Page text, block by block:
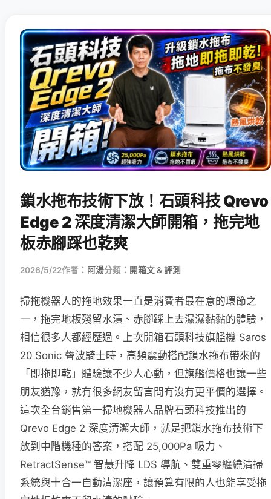
鎖水拖布技術下放！石頭科技 Qrevo
Edge 2 深度清潔大師開箱，拖完地
板赤腳踩也乾爽
2026/5/22作者： 阿湯分類： 開箱文 & 評測
掃拖機器人的拖地效果一直是消費者最在意的環節之
一，拖完地板殘留水漬、赤腳踩上去濕濕黏黏的體驗，
相信很多人都經歷過。上次開箱石頭科技旗艦機 Saros
20 Sonic 聲波騎士時，高頻震動搭配鎖水拖布帶來的
「即拖即乾」體驗讓不少人心動，但旗艦價格也讓一些
朋友猶豫，就有很多網友留言問有沒有更平價的選擇。
這次全台銷售第一掃地機器人品牌石頭科技推出的
Qrevo Edge 2 深度清潔大師，就是把鎖水拖布技術下
放到中階機種的答案，搭配 25,000Pa 吸力、
RetractSense™ 智慧升降 LDS 導航、雙重零纏繞清掃
系統與十合一自動清潔座，讓預算有限的人也能享受拖